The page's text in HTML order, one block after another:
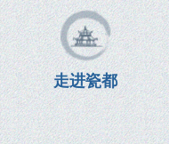
走进瓷都